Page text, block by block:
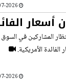
أسعار
المشاركين في السوق
الأمريكية.